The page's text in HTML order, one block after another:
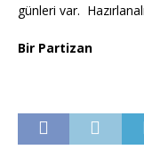
günleri var.
Bir Partizan